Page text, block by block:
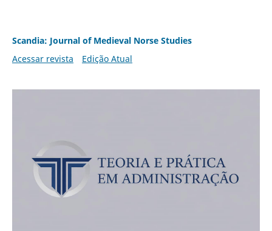
Scandia: Journal of Medieval Norse Studies
Acessar revista
Edição Atual